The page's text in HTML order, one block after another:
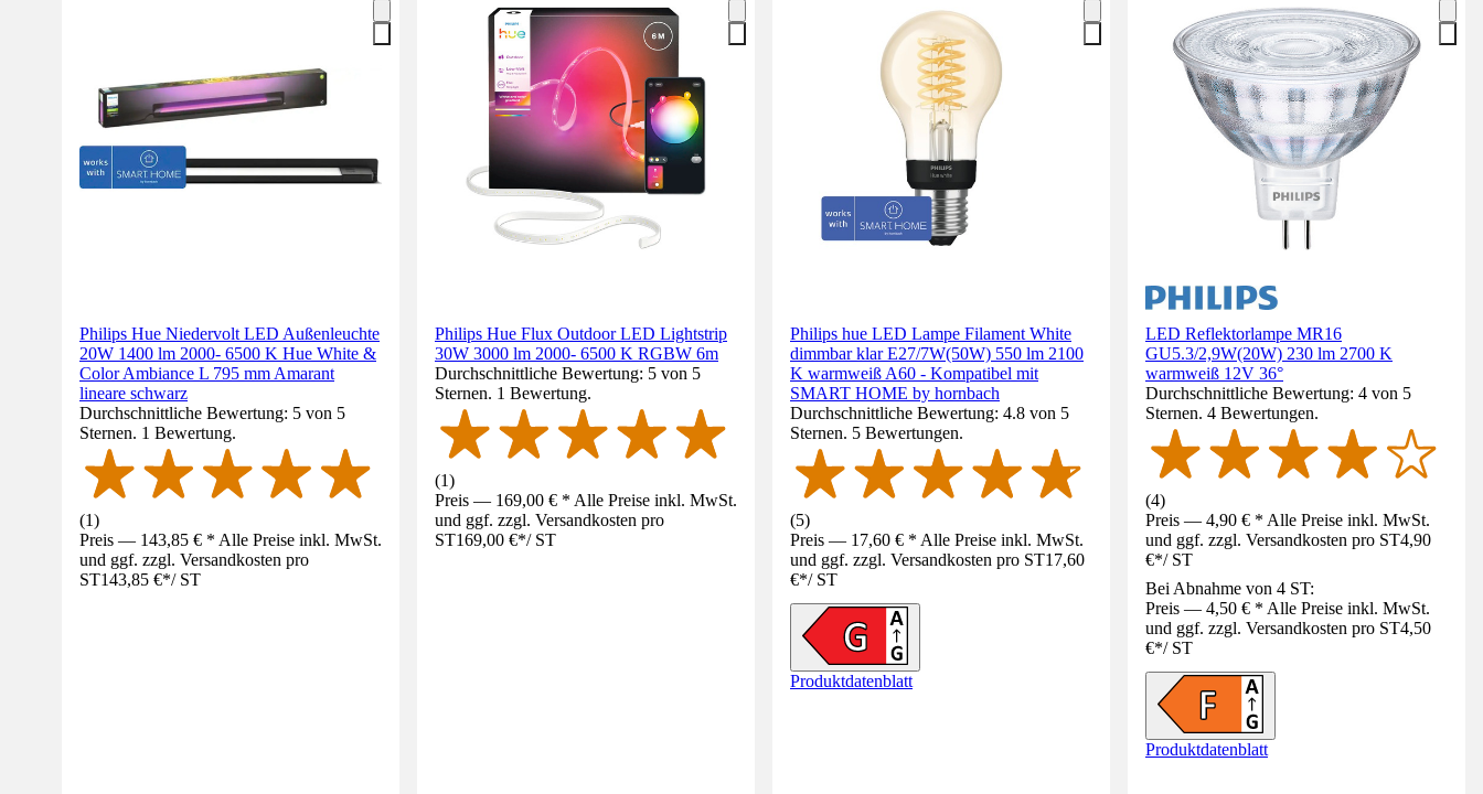
Philips Hue Niedervolt LED Außenleuchte
20W 1400 lm 2000- 6500 K Hue White &
Color Ambiance L 795 mm Amarant
lineare schwarz
Durchschnittliche Bewertung: 5 von 5
Sternen. 1 Bewertung.
(1)
Preis — 143,85 € * Alle Preise inkl. MwSt.
und ggf. zzgl. Versandkosten pro
ST143,85 €*/ ST
Philips Hue Flux Outdoor LED Lightstrip
30W 3000 lm 2000- 6500 K RGBW 6m
Durchschnittliche Bewertung: 5 von 5
Sternen. 1 Bewertung.
(1)
Preis — 169,00 € * Alle Preise inkl. MwSt.
und ggf. zzgl. Versandkosten pro
ST169,00 €*/ ST
Philips hue LED Lampe Filament White
dimmbar klar E27/7W(50W) 550 lm 2100
K warmweiß A60 - Kompatibel mit
SMART HOME by hornbach
Durchschnittliche Bewertung: 4.8 von 5
Sternen. 5 Bewertungen.
(5)
Preis — 17,60 € * Alle Preise inkl. MwSt.
und ggf. zzgl. Versandkosten pro ST17,60
€*/ ST
Produktdatenblatt
LED Reflektorlampe MR16
GU5.3/2,9W(20W) 230 lm 2700 K
warmweiß 12V 36°
Durchschnittliche Bewertung: 4 von 5
Sternen. 4 Bewertungen.
(4)
Preis — 4,90 € * Alle Preise inkl. MwSt.
und ggf. zzgl. Versandkosten pro ST4,90
€*/ ST
Bei Abnahme von 4 ST:
Preis — 4,50 € * Alle Preise inkl. MwSt.
und ggf. zzgl. Versandkosten pro ST4,50
€*/ ST
Produktdatenblatt